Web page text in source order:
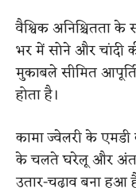
वैश्विक अनिश्चितता
भर में सोने और चांदी
मुकाबले सीमित
होता है।
कामा ज्वेलरी के
के चलते घरेलू और
उतार-चढ़ाव बना हुआ